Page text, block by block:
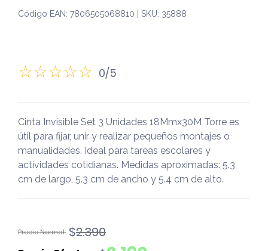
Código EAN: 7806505068810 | SKU: 35888
0/5
Cinta Invisible Set 3 Unidades 18Mmx30M Torre es
útil para fijar, unir y realizar pequeños montajes o
manualidades. Ideal para tareas escolares y
actividades cotidianas. Medidas aproximadas: 5.3
cm de largo, 5.3 cm de ancho y 5.4 cm de alto.
$2.390
El
El